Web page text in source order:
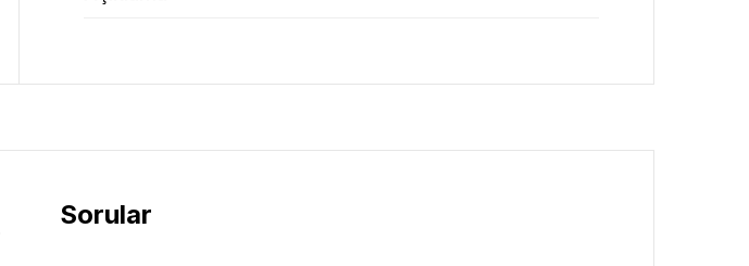
Sorular